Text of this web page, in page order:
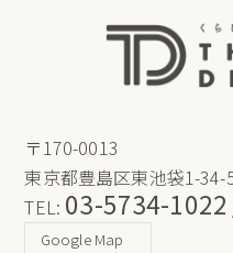
〒170-0013
東京都豊島区東池袋1-
TEL: 03-5734-1022
Google Map